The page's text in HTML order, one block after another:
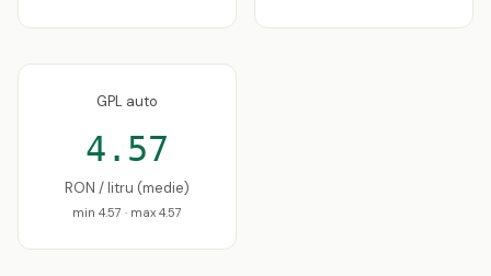
GPL auto
4.57
RON / litru (medie)
min 4.57 · max 4.57